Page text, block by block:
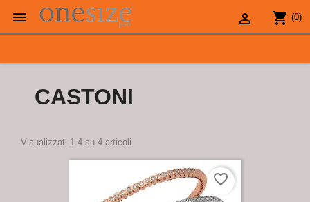
 shopping_cart (0)

CASTONI
Visualizzati 1-4 su 4 articoli
favorite_border